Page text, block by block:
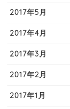
2017年5月
2017年4月
2017年3月
2017年2月
2017年1月